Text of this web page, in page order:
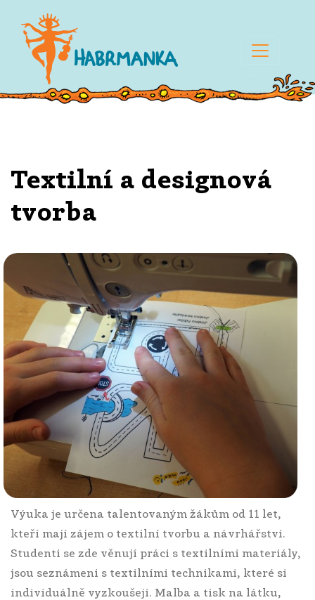
Textilní a designová
tvorba
Výuka je určena talentovaným žákům od 11 let,
kteří mají zájem o textilní tvorbu a návrhářství.
Studenti se zde věnují práci s textilními materiály,
jsou seznámeni s textilními technikami, které si
individuálně vyzkoušejí. Malba a tisk na látku,